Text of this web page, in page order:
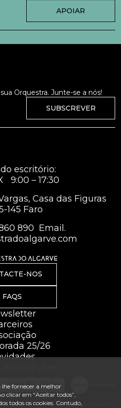
lhe fornecer a melhor
clicar em “Aceitar todos”,
todos os cookies. Contudo,
APOIAR
Orquestra. Junte-se a nós!
SUBSCREVER
escritório:
9:00 – 17:30
Casa das Figuras
145 Faro
890 Email.
NOS
FAQS
25/26
e Condições
site Política de Privacidade